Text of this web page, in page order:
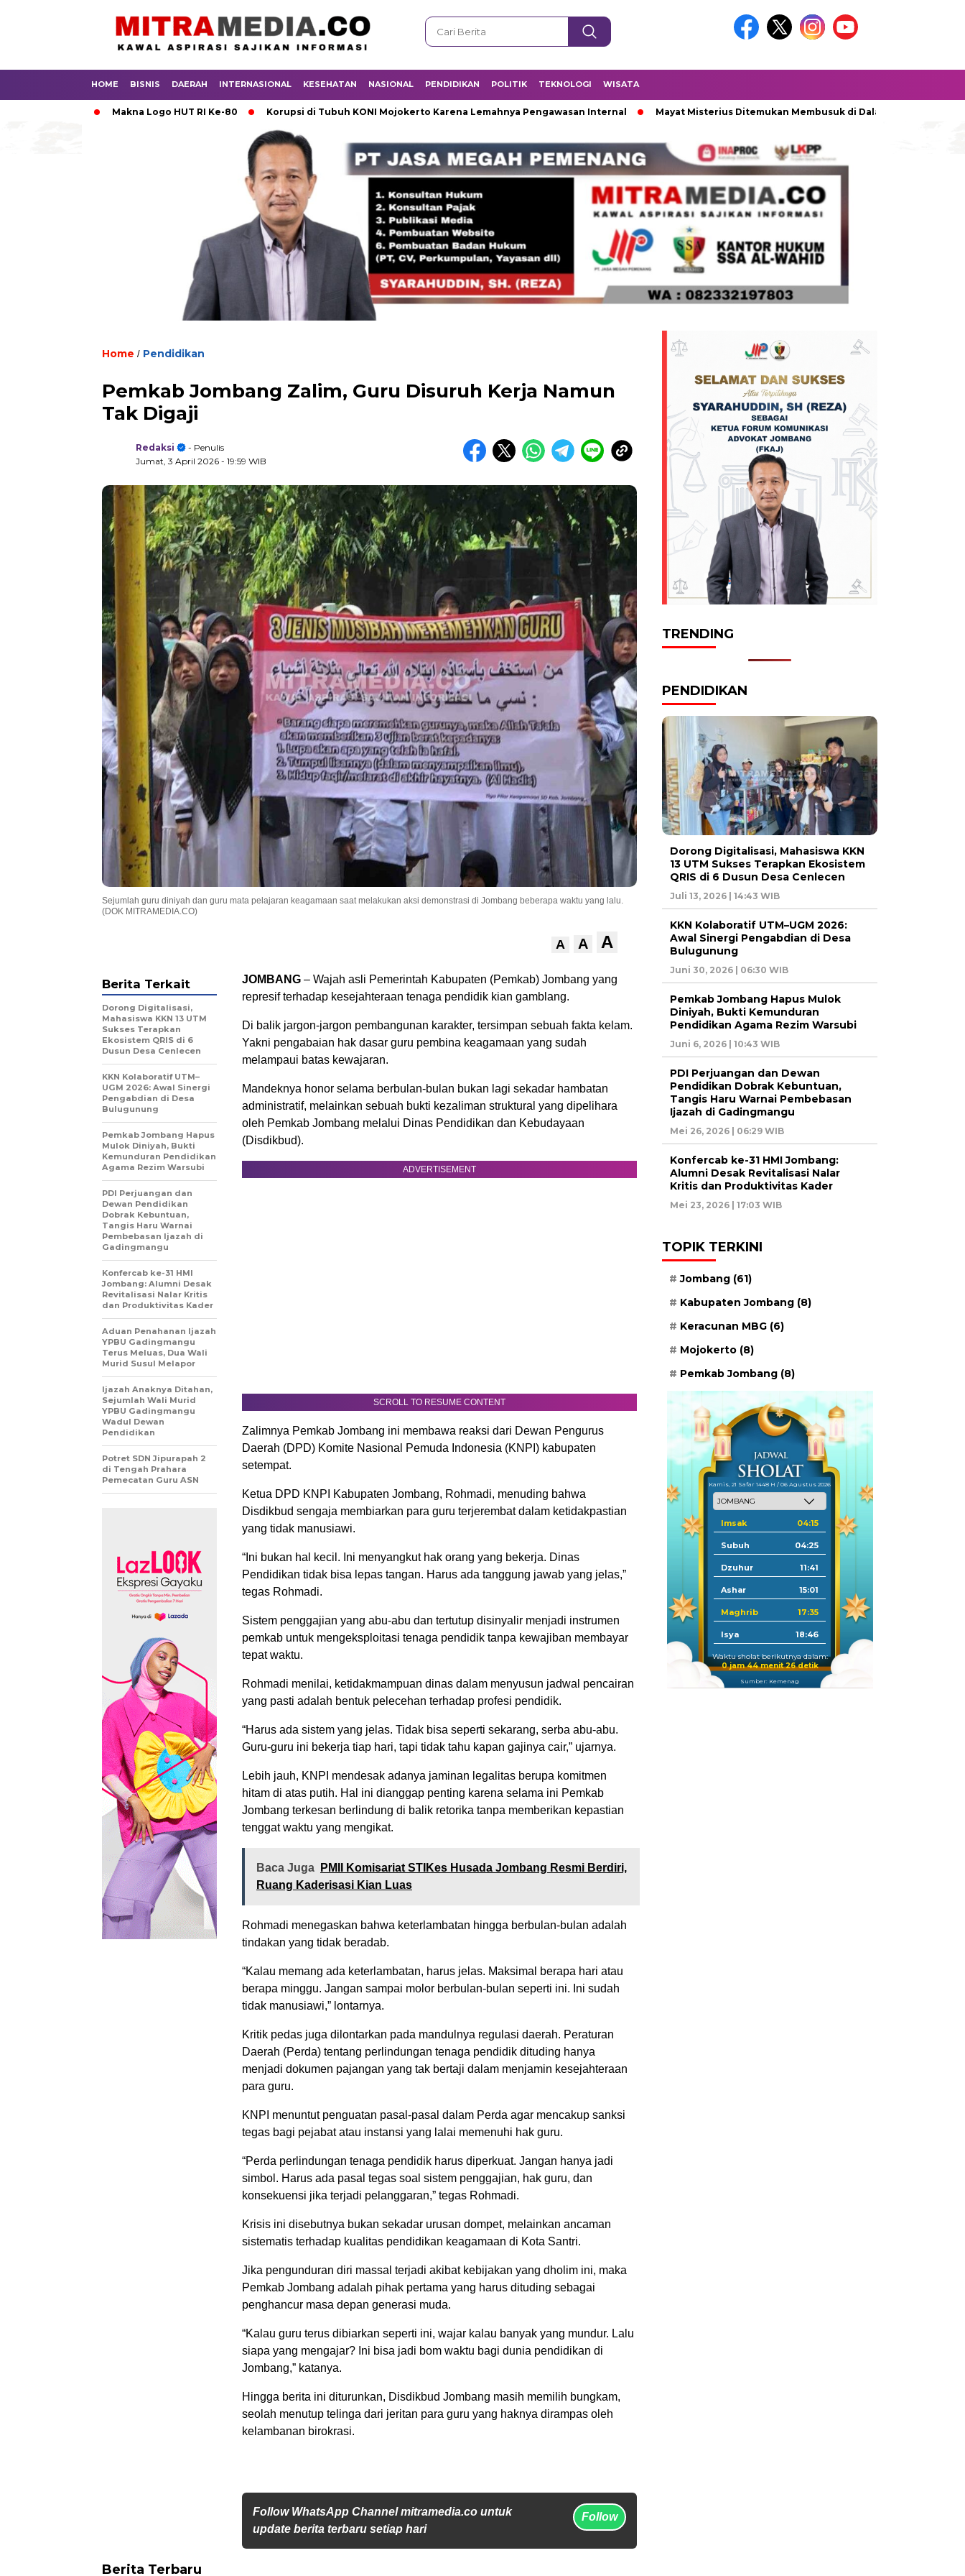
HOME BISNIS DAERAH INTERNASIONAL KESEHATAN NASIONAL PENDIDIKAN POLITIK TEKNOLOGI WISATA
Makna Logo HUT RI Ke-80 Korupsi di Tubuh KONI Mojokerto Karena Lemahnya Pengawasan Internal Mayat Misterius Ditemukan Membusuk di Dalam Sumur
Home / Pendidikan
Pemkab Jombang Zalim, Guru Disuruh Kerja Namun
Tak Digaji
Redaksi
- Penulis
Jumat, 3 April 2026 - 19:59 WIB
Sejumlah guru diniyah dan guru mata pelajaran keagamaan saat melakukan aksi demonstrasi di Jombang beberapa waktu yang lalu.
(DOK MITRAMEDIA.CO)
A A A
JOMBANG – Wajah asli Pemerintah Kabupaten (Pemkab) Jombang yang
represif terhadap kesejahteraan tenaga pendidik kian gamblang.
Di balik jargon-jargon pembangunan karakter, tersimpan sebuah fakta kelam.
Yakni pengabaian hak dasar guru pembina keagamaan yang sudah
melampaui batas kewajaran.
Mandeknya honor selama berbulan-bulan bukan lagi sekadar hambatan
administratif, melainkan sebuah bukti kezaliman struktural yang dipelihara
oleh Pemkab Jombang melalui Dinas Pendidikan dan Kebudayaan
(Disdikbud).
ADVERTISEMENT
SCROLL TO RESUME CONTENT
Zalimnya Pemkab Jombang ini membawa reaksi dari Dewan Pengurus
Daerah (DPD) Komite Nasional Pemuda Indonesia (KNPI) kabupaten
setempat.
Ketua DPD KNPI Kabupaten Jombang, Rohmadi, menuding bahwa
Disdikbud sengaja membiarkan para guru terjerembat dalam ketidakpastian
yang tidak manusiawi.
“Ini bukan hal kecil. Ini menyangkut hak orang yang bekerja. Dinas
Pendidikan tidak bisa lepas tangan. Harus ada tanggung jawab yang jelas,”
tegas Rohmadi.
Sistem penggajian yang abu-abu dan tertutup disinyalir menjadi instrumen
pemkab untuk mengeksploitasi tenaga pendidik tanpa kewajiban membayar
tepat waktu.
Rohmadi menilai, ketidakmampuan dinas dalam menyusun jadwal pencairan
yang pasti adalah bentuk pelecehan terhadap profesi pendidik.
“Harus ada sistem yang jelas. Tidak bisa seperti sekarang, serba abu-abu.
Guru-guru ini bekerja tiap hari, tapi tidak tahu kapan gajinya cair,” ujarnya.
Lebih jauh, KNPI mendesak adanya jaminan legalitas berupa komitmen
hitam di atas putih. Hal ini dianggap penting karena selama ini Pemkab
Jombang terkesan berlindung di balik retorika tanpa memberikan kepastian
tenggat waktu yang mengikat.
Baca Juga
PMII Komisariat STIKes Husada Jombang Resmi Berdiri,
Ruang Kaderisasi Kian Luas
Rohmadi menegaskan bahwa keterlambatan hingga berbulan-bulan adalah
tindakan yang tidak beradab.
“Kalau memang ada keterlambatan, harus jelas. Maksimal berapa hari atau
berapa minggu. Jangan sampai molor berbulan-bulan seperti ini. Ini sudah
tidak manusiawi,” lontarnya.
Kritik pedas juga dilontarkan pada mandulnya regulasi daerah. Peraturan
Daerah (Perda) tentang perlindungan tenaga pendidik dituding hanya
menjadi dokumen pajangan yang tak bertaji dalam menjamin kesejahteraan
para guru.
KNPI menuntut penguatan pasal-pasal dalam Perda agar mencakup sanksi
tegas bagi pejabat atau instansi yang lalai memenuhi hak guru.
“Perda perlindungan tenaga pendidik harus diperkuat. Jangan hanya jadi
simbol. Harus ada pasal tegas soal sistem penggajian, hak guru, dan
konsekuensi jika terjadi pelanggaran,” tegas Rohmadi.
Krisis ini disebutnya bukan sekadar urusan dompet, melainkan ancaman
sistematis terhadap kualitas pendidikan keagamaan di Kota Santri.
Jika pengunduran diri massal terjadi akibat kebijakan yang dholim ini, maka
Pemkab Jombang adalah pihak pertama yang harus dituding sebagai
penghancur masa depan generasi muda.
“Kalau guru terus dibiarkan seperti ini, wajar kalau banyak yang mundur. Lalu
siapa yang mengajar? Ini bisa jadi bom waktu bagi dunia pendidikan di
Jombang,” katanya.
Hingga berita ini diturunkan, Disdikbud Jombang masih memilih bungkam,
seolah menutup telinga dari jeritan para guru yang haknya dirampas oleh
kelambanan birokrasi.
Follow WhatsApp Channel mitramedia.co untuk
update berita terbaru setiap hari
Follow
Berita Terkait
Dorong Digitalisasi,
Mahasiswa KKN 13 UTM
Sukses Terapkan
Ekosistem QRIS di 6
Dusun Desa Cenlecen
KKN Kolaboratif UTM–
UGM 2026: Awal Sinergi
Pengabdian di Desa
Bulugunung
Pemkab Jombang Hapus
Mulok Diniyah, Bukti
Kemunduran Pendidikan
Agama Rezim Warsubi
PDI Perjuangan dan
Dewan Pendidikan
Dobrak Kebuntuan,
Tangis Haru Warnai
Pembebasan Ijazah di
Gadingmangu
Konfercab ke-31 HMI
Jombang: Alumni Desak
Revitalisasi Nalar Kritis
dan Produktivitas Kader
Aduan Penahanan Ijazah
YPBU Gadingmangu
Terus Meluas, Dua Wali
Murid Susul Melapor
Ijazah Anaknya Ditahan,
Sejumlah Wali Murid
YPBU Gadingmangu
Wadul Dewan
Pendidikan
Potret SDN Jipurapah 2
di Tengah Prahara
Pemecatan Guru ASN
Berita Terbaru
TRENDING
PENDIDIKAN
Dorong Digitalisasi, Mahasiswa KKN
13 UTM Sukses Terapkan Ekosistem
QRIS di 6 Dusun Desa Cenlecen
Juli 13, 2026 | 14:43 WIB
KKN Kolaboratif UTM–UGM 2026:
Awal Sinergi Pengabdian di Desa
Bulugunung
Juni 30, 2026 | 06:30 WIB
Pemkab Jombang Hapus Mulok
Diniyah, Bukti Kemunduran
Pendidikan Agama Rezim Warsubi
Juni 6, 2026 | 10:43 WIB
PDI Perjuangan dan Dewan
Pendidikan Dobrak Kebuntuan,
Tangis Haru Warnai Pembebasan
Ijazah di Gadingmangu
Mei 26, 2026 | 06:29 WIB
Konfercab ke-31 HMI Jombang:
Alumni Desak Revitalisasi Nalar
Kritis dan Produktivitas Kader
Mei 23, 2026 | 17:03 WIB
TOPIK TERKINI
Jombang (61)
Kabupaten Jombang (8)
Keracunan MBG (6)
Mojokerto (8)
Pemkab Jombang (8)
Kamis, 21 Safar 1448 H / 06 Agustus 2026
Imsak 04:15
Subuh 04:25
Dzuhur 11:41
Ashar 15:01
Maghrib 17:35
Isya 18:46
Waktu sholat berikutnya dalam:
0 jam 44 menit 24 detik
Sumber: Kemenag